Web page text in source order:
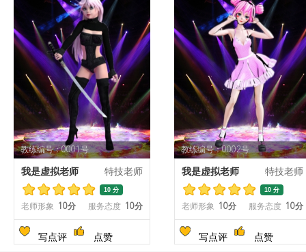
教练编号：0001号
我是虚拟老师 特技老师
10 分
老师形象 10分 服务态度 10分
写点评 点赞
教练编号：0002号
我是虚拟老师 特技老师
10 分
老师形象 10分 服务态度 10分
写点评 点赞